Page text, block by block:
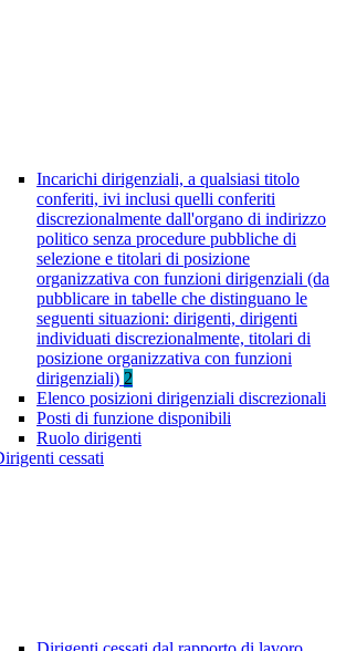
Incarichi dirigenziali, a qualsiasi titolo
conferiti, ivi inclusi quelli conferiti
discrezionalmente dall'organo di indirizzo
politico senza procedure pubbliche di
selezione e titolari di posizione
organizzativa con funzioni dirigenziali (da
pubblicare in tabelle che distinguano le
seguenti situazioni: dirigenti, dirigenti
individuati discrezionalmente, titolari di
posizione organizzativa con funzioni
dirigenziali) 2
Elenco posizioni dirigenziali discrezionali
Posti di funzione disponibili
Ruolo dirigenti
cessati